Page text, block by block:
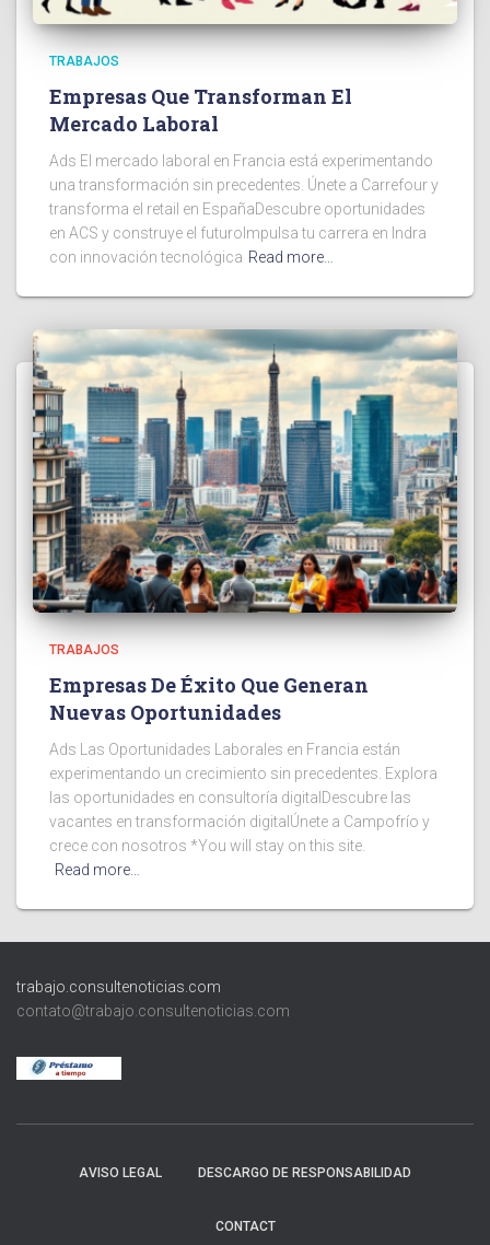
TRABAJOS
Empresas Que Transforman El
Mercado Laboral
Ads El mercado laboral en Francia está experimentando
una transformación sin precedentes. Únete a Carrefour y
transforma el retail en EspañaDescubre oportunidades
en ACS y construye el futuroImpulsa tu carrera en Indra
con innovación tecnológica Read more…
TRABAJOS
Empresas De Éxito Que Generan
Nuevas Oportunidades
Ads Las Oportunidades Laborales en Francia están
experimentando un crecimiento sin precedentes. Explora
las oportunidades en consultoría digitalDescubre las
vacantes en transformación digitalÚnete a Campofrío y
crece con nosotros *You will stay on this site.
Read more…
trabajo.consultenoticias.com
contato@trabajo.consultenoticias.com
AVISO LEGAL DESCARGO DE RESPONSABILIDAD
CONTACT